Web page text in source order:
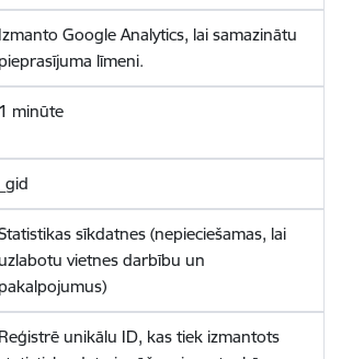
Izmanto Google Analytics, lai samazinātu
pieprasījuma līmeni.
minūte
_gid
sīkdatnes (nepieciešamas, lai
uzlabotu vietnes darbību un
pakalpojumus)
Reģistrē unikālu ID, kas tiek izmantots